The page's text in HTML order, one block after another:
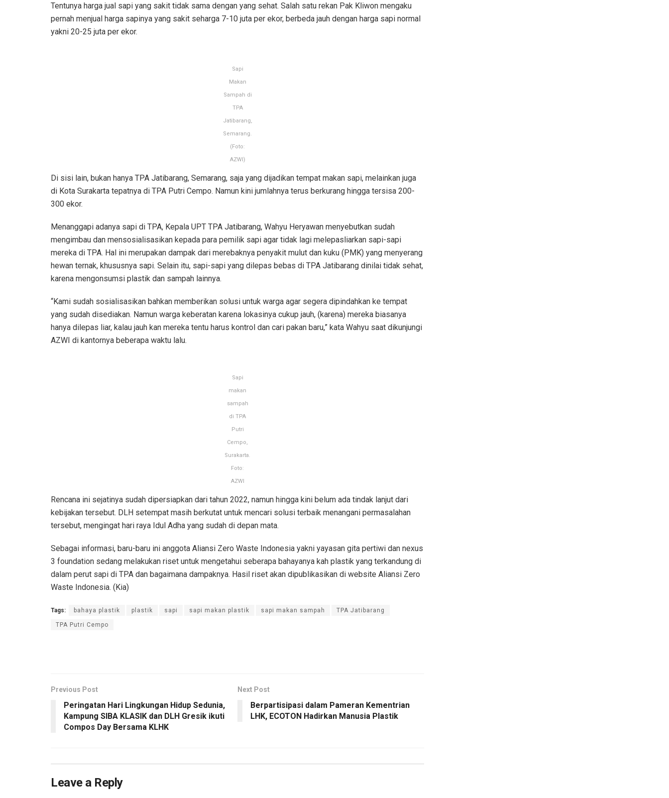
Tentunya harga jual sapi yang sakit tidak sama dengan yang sehat. Salah satu rekan Pak Kliwon mengaku
pernah menjual harga sapinya yang sakit seharga 7-10 juta per ekor, berbeda jauh dengan harga sapi normal
yakni 20-25 juta per ekor.
Sapi
Makan
Sampah di
TPA
Jatibarang,
Semarang.
(Foto:
AZWI)
Di sisi lain, bukan hanya TPA Jatibarang, Semarang, saja yang dijadikan tempat makan sapi, melainkan juga
di Kota Surakarta tepatnya di TPA Putri Cempo. Namun kini jumlahnya terus berkurang hingga tersisa 200-
300 ekor.
Menanggapi adanya sapi di TPA, Kepala UPT TPA Jatibarang, Wahyu Heryawan menyebutkan sudah
mengimbau dan mensosialisasikan kepada para pemilik sapi agar tidak lagi melepasliarkan sapi-sapi
mereka di TPA. Hal ini merupakan dampak dari merebaknya penyakit mulut dan kuku (PMK) yang menyerang
hewan ternak, khususnya sapi. Selain itu, sapi-sapi yang dilepas bebas di TPA Jatibarang dinilai tidak sehat,
karena mengonsumsi plastik dan sampah lainnya.
“Kami sudah sosialisasikan bahkan memberikan solusi untuk warga agar segera dipindahkan ke tempat
yang sudah disediakan. Namun warga keberatan karena lokasinya cukup jauh, (karena) mereka biasanya
hanya dilepas liar, kalau jauh kan mereka tentu harus kontrol dan cari pakan baru,” kata Wahyu saat dikunjungi
AZWI di kantornya beberapa waktu lalu.
Sapi
makan
sampah
di TPA
Putri
Cempo,
Surakarta.
Foto:
AZWI
Rencana ini sejatinya sudah dipersiapkan dari tahun 2022, namun hingga kini belum ada tindak lanjut dari
kebijakan tersebut. DLH setempat masih berkutat untuk mencari solusi terbaik menangani permasalahan
tersebut, mengingat hari raya Idul Adha yang sudah di depan mata.
Sebagai informasi, baru-baru ini anggota Aliansi Zero Waste Indonesia yakni yayasan gita pertiwi dan nexus
3 foundation sedang melakukan riset untuk mengetahui seberapa bahayanya kah plastik yang terkandung di
dalam perut sapi di TPA dan bagaimana dampaknya. Hasil riset akan dipublikasikan di website Aliansi Zero
Waste Indonesia. (Kia)
Tags: bahaya plastik plastik sapi sapi makan plastik sapi makan sampah TPA Jatibarang
TPA Putri Cempo
Previous Post
Peringatan Hari Lingkungan Hidup Sedunia,
Kampung SIBA KLASIK dan DLH Gresik ikuti
Compos Day Bersama KLHK
Next Post
Berpartisipasi dalam Pameran Kementrian
LHK, ECOTON Hadirkan Manusia Plastik
Leave a Reply